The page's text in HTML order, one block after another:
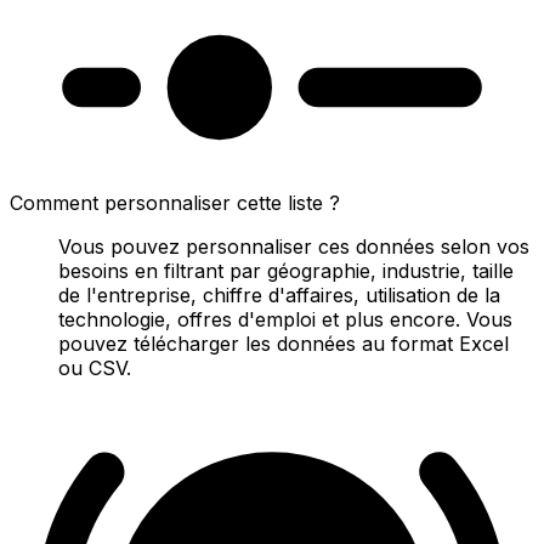
Comment personnaliser cette liste ?
Vous pouvez personnaliser ces données selon vos
besoins en filtrant par géographie, industrie, taille
de l'entreprise, chiffre d'affaires, utilisation de la
technologie, offres d'emploi et plus encore. Vous
pouvez télécharger les données au format Excel
ou CSV.